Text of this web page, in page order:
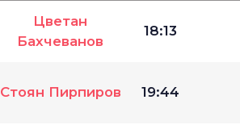
Цветан
Бахчеванов
18:13
Стоян Пирпиров 19:44